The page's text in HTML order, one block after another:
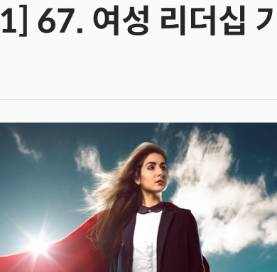
크리스의 뉴욕 시그널
필드 가이드
CES2027
67. 여성 리더십